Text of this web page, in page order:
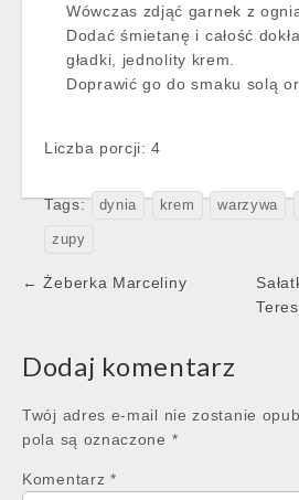
Wówczas zdjąć garnek z
Dodać śmietanę i całość
gładki, jednolity krem.
Doprawić go do smaku solą
Liczba porcji: 4
Tags: dynia krem warzywa
zupy
Post
← Żeberka Marceliny
Dodaj komentarz
Twój adres e-mail nie zostanie
pola są oznaczone *
Komentarz *